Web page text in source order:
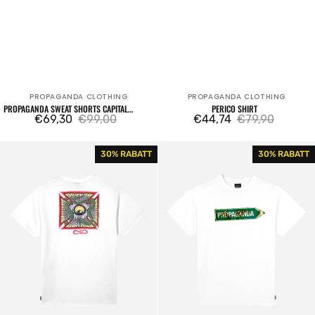
Verkäufer:
PROPAGANDA CLOTHING
PROPAGANDA SWEAT SHORTS CAPITAL
Verkaufspreis
€69,30
Regulärer
Preis
€99,00
Verkäufer:
PROPAGANDA CLOTHING
PERICO SHIRT
Verkaufspreis
€44,74
Regulärer
Preis
€79,90
30% RABATT Welcome
T-
30% RABATT